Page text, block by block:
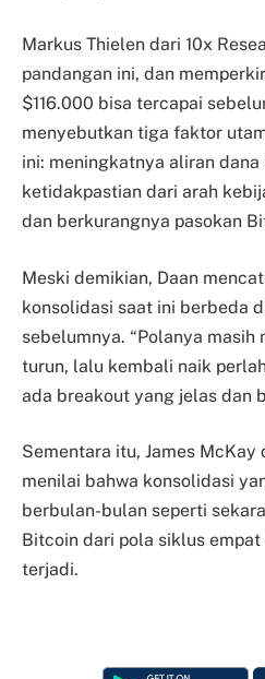
Markus Thielen dari 10x
pandangan ini, dan
$116.000 bisa tercapai
menyebutkan tiga faktor
ini: meningkatnya aliran dana
ketidakpastian dari arah
dan berkurangnya pasokan
Meski demikian, Daan
konsolidasi saat ini berbeda
sebelumnya. “Polanya
turun, lalu kembali naik
ada breakout yang jelas dan
Sementara itu, James McKay
menilai bahwa konsolidasi
berbulan-bulan seperti
Bitcoin dari pola siklus
terjadi.